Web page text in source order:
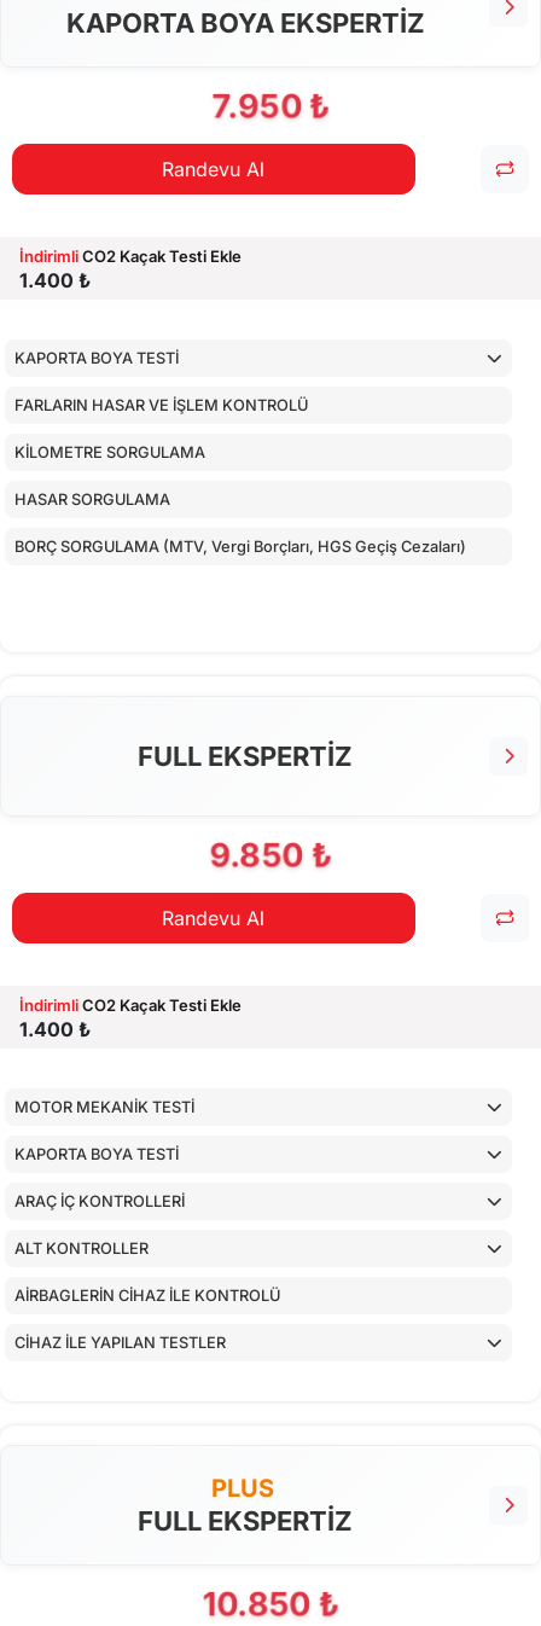
KAPORTA BOYA EKSPERTİZ
7.950 ₺
Randevu Al
İndirimliCO2 Kaçak Testi Ekle
1.400 ₺
KAPORTA BOYA TESTİ
FARLARIN HASAR VE İŞLEM KONTROLÜ
KİLOMETRE SORGULAMA
HASAR SORGULAMA
BORÇ SORGULAMA (MTV, Vergi Borçları, HGS Geçiş Cezaları)
FULL EKSPERTİZ
9.850 ₺
Randevu Al
İndirimliCO2 Kaçak Testi Ekle
1.400 ₺
MOTOR MEKANİK TESTİ
KAPORTA BOYA TESTİ
ARAÇ İÇ KONTROLLERİ
ALT KONTROLLER
AİRBAGLERİN CİHAZ İLE KONTROLÜ
CİHAZ İLE YAPILAN TESTLER
PLUS
FULL EKSPERTİZ
10.850 ₺